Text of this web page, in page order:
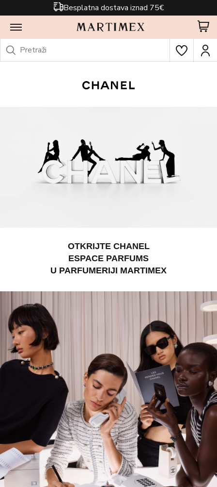
Besplatna dostava iznad 75€
OTKRIJTE CHANEL
ESPACE PARFUMS
U PARFUMERIJI MARTIMEX